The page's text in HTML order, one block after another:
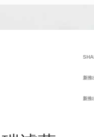
SHAKO
新推出 E-
新推出 高